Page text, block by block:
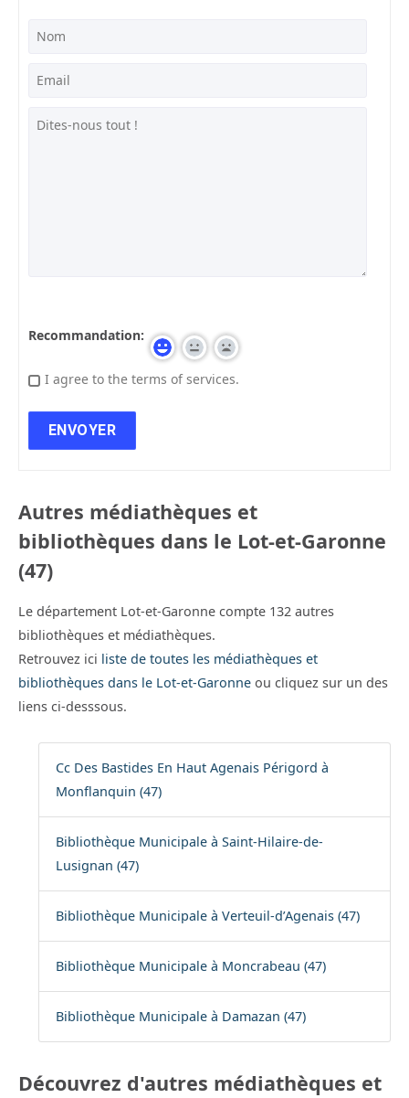
Recommandation:
I agree to the terms of services.
Autres médiathèques et
bibliothèques dans le Lot-et-Garonne
(47)
Le département Lot-et-Garonne compte 132 autres
bibliothèques et médiathèques.
Retrouvez ici liste de toutes les médiathèques et
bibliothèques dans le Lot-et-Garonne ou cliquez sur un des
liens ci-desssous.
Cc Des Bastides En Haut Agenais Périgord à
Monflanquin (47)
Bibliothèque Municipale à Saint-Hilaire-de-
Lusignan (47)
Bibliothèque Municipale à Verteuil-d’Agenais (47)
Bibliothèque Municipale à Moncrabeau (47)
Bibliothèque Municipale à Damazan (47)
Découvrez d'autres médiathèques et